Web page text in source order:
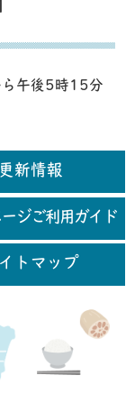
午後5時15分
更新情報
ジご利用ガイド
トマップ